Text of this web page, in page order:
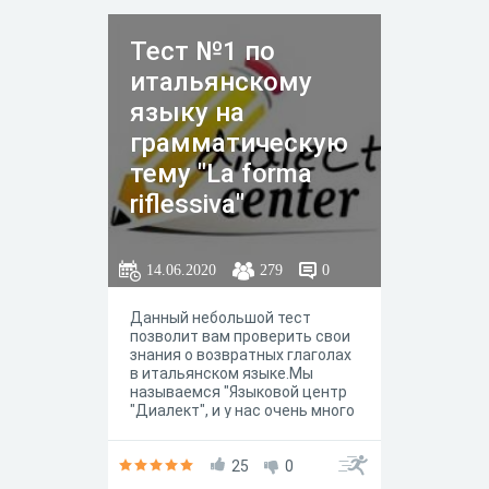
Тест №1 по
итальянскому
языку на
грамматическую
тему "La forma
riflessiva"
14.06.2020 279 0
Данный небольшой тест
позволит вам проверить свои
знания о возвратных глаголах
в итальянском языке.Мы
называемся "Языковой центр
"Диалект", и у нас очень много
языку: видеоуроки, диктанты,
25 0